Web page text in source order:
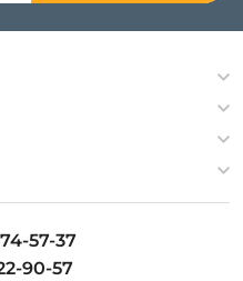
57-37
90-57